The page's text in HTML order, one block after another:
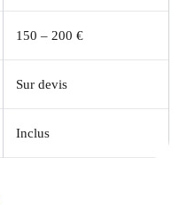
150 – 200 €
Sur devis
Inclus